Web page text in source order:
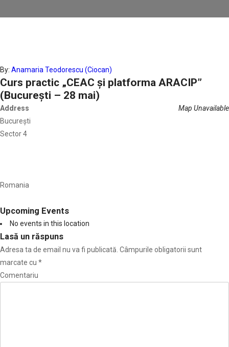
By: Anamaria Teodorescu (Ciocan)
Curs practic „CEAC și platforma ARACIP”
(București – 28 mai)
Map Unavailable
Address
București
Sector 4
Romania
Upcoming Events
No events in this location
Lasă un răspuns
Adresa ta de email nu va fi publicată. Câmpurile obligatorii sunt
marcate cu *
Comentariu